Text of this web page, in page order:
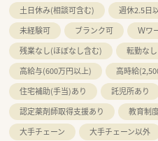
土日休み(相談可含む)
週休2.5日
未経験可
ブランク可 Ｗワ
残業なし(ほぼなし含む)
転勤なし
高給与(600万円以上)
高時給
住宅補助(手当)あり
託児所あり
認定薬剤師取得支援あり
教育制
大手チェーン
大手チェーン以外